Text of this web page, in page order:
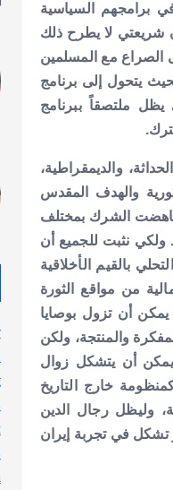
برامجهم السياسية
شريعتي لا يطرح ذلك
الصراع مع المسلمين
يتحول إلى برنامج
ملتصقاً ببرنامج
والديمقراطية،
والهدف المقدس
ناهضت الشرك بمختلف
ولكي نثبت للجميع أن
بالقيم الأخلاقية
عدم القبول بالرأسمالية من مواقع الثورة
يمكن أن تزول بوصايا
والمنتجة، ولكن
يمكن أن يتشكل زوال
خارج التاريخ
وليظل رجال الدين
تشكل في تجربة إيران